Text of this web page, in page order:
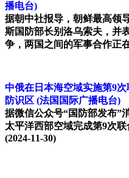
播电台)
据朝中社报导，朝鲜最高领
斯国防部长别洛乌索夫，并
争，两国之间的军事合作正
中俄在日本海空域实施第9
防识区 (法国国际广播电台)
据微信公众号“国防部发布”
太平洋西部空域完成第9次
(2024-11-30)